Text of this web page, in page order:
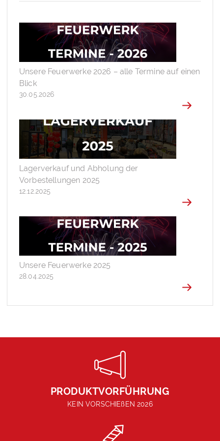
Unsere Feuerwerke 2026 – alle Termine auf einen
Blick
30.05.2026
Lagerverkauf und Abholung der
Vorbestellungen 2025
12.12.2025
Unsere Feuerwerke 2025
28.04.2025
PRODUKTVORFÜHRUNG
KEIN VORSCHIEßEN 2026